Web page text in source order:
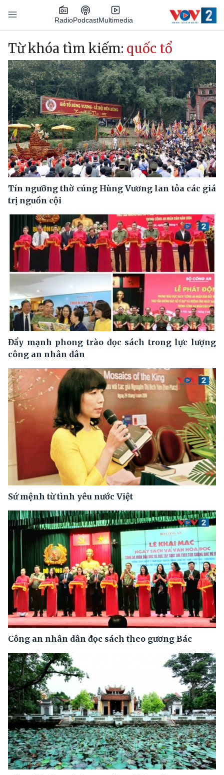
Nhảy đến nội dung
RadioPodcastMultimedia
Main navigation
Từ khóa tìm kiếm: quốc tổ
Tín ngưỡng thờ cúng Hùng Vương lan tỏa các giá
trị nguồn cội
Đẩy mạnh phong trào đọc sách trong lực lượng
công an nhân dân
Sứ mệnh từ tình yêu nước Việt
Công an nhân dân đọc sách theo gương Bác